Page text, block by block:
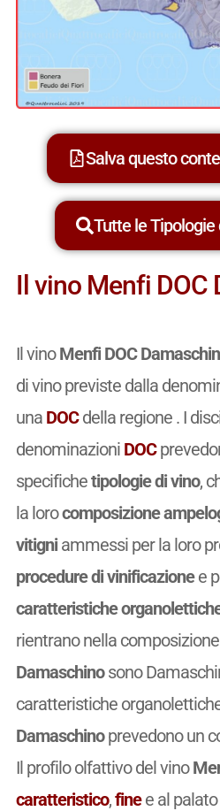
Salva questo
Tutte le
Il vino Menfi DOC
Il vinoMenfi DOC
di vino previste dalla
una DOCdella regione . I
denominazioni DOC
specifichetipologie di vino,
la lorocomposizione
vitigniammessi per la loro
procedure di vinificazionee
caratteristiche
rientrano nella
Damaschinosono
caratteristiche
Damaschinoprevedono un
Il profilo olfattivo del vino
caratteristico,finee al